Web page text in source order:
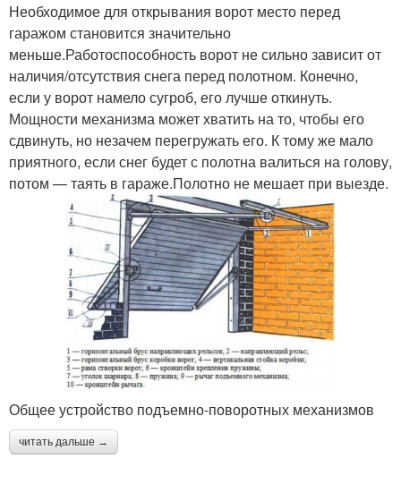
Необходимое для открывания ворот место перед
гаражом становится значительно
меньше.Работоспособность ворот не сильно зависит от
наличия/отсутствия снега перед полотном. Конечно,
если у ворот намело сугроб, его лучше откинуть.
Мощности механизма может хватить на то, чтобы его
сдвинуть, но незачем перегружать его. К тому же мало
приятного, если снег будет с полотна валиться на голову,
потом — таять в гараже.Полотно не мешает при выезде.
Общее устройство подъемно-поворотных механизмов
читать дальше →